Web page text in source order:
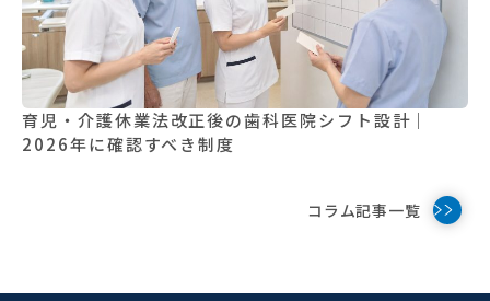
育児・介護休業法改正後の歯科医院シフト設計｜
2026年に確認すべき制度
コラム記事一覧